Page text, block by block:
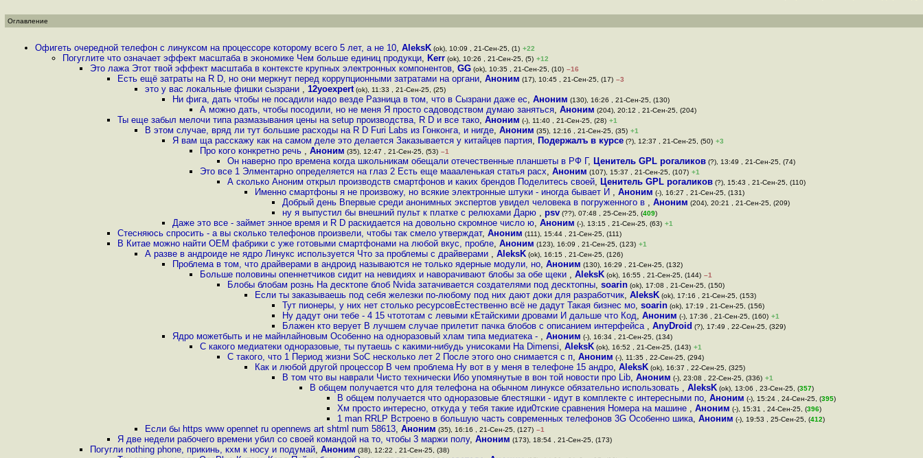
Оглавление
Офигеть очередной телефон с линуксом на процессоре которому всего 5 лет, а не 10, AleksK (ok), 10:09 , 21-Сен-25, (1) +22
Погуглите что означает эффект масштаба в экономике Чем больше единиц продукци, Kerr (ok), 10:26 , 21-Сен-25, (5) +12
Это лажа Этот твой эффект масштаба в контексте крупных электронных компонентов, GG (ok), 10:35 , 21-Сен-25, (10) –16
Есть ещё затраты на R D, но они меркнут перед коррупционными затратами на органи, Аноним (17), 10:45 , 21-Сен-25, (17) –3
это у вас локальные фишки сызрани , 12yoexpert (ok), 11:33 , 21-Сен-25, (25)
Ни фига, дать чтобы не посадили надо везде Разница в том, что в Сызрани даже ес, Аноним (130), 16:26 , 21-Сен-25, (130)
А можно дать, чтобы посодили, но не меня Я просто садоводством думаю заняться, Аноним (204), 20:12 , 21-Сен-25, (204)
Ты еще забыл мелочи типа размазывания цены на setup производства, R D и все тако, Аноним (-), 11:40 , 21-Сен-25, (28) +1
В этом случае, вряд ли тут большие расходы на R D Furi Labs из Гонконга, и нигде, Аноним (35), 12:16 , 21-Сен-25, (35) +1
Я вам ща расскажу как на самом деле это делается Заказывается у китайцев партия, Подержалъ в курсе (?), 12:37 , 21-Сен-25, (50) +3
Про кого конкретно речь , Аноним (35), 12:47 , 21-Сен-25, (53) –1
Он наверно про времена когда школьникам обещали отечественные планшеты в РФ Г, Ценитель GPL рогаликов (?), 13:49 , 21-Сен-25, (74)
Это все 1 Элментарно определяется на глаз 2 Есть еще маааленькая статья расх, Аноним (107), 15:37 , 21-Сен-25, (107) +1
А сколько Аноним открыл производств смартфонов и каких брендов Поделитесь своей, Ценитель GPL рогаликов (?), 15:43 , 21-Сен-25, (110)
Именно смартфоны я не произвожу, но всякие электронные штуки - иногда бывает И , Аноним (-), 16:27 , 21-Сен-25, (131)
Добрый день Впервые среди анонимных экспертов увидел человека в погруженного в , Аноним (204), 20:21 , 21-Сен-25, (209)
ну я выпустил бы внешний пульт к платке с релюхами Дарю , psv (??), 07:48 , 25-Сен-25, (409)
Даже это все - займет энное время и R D раскидается на довольно скромное число ю, Аноним (-), 13:15 , 21-Сен-25, (63) +1
Стесняюсь спросить - а вы сколько телефонов произвели, чтобы так смело утверждат, Аноним (111), 15:44 , 21-Сен-25, (111)
В Китае можно найти OEM фабрики с уже готовыми смартфонами на любой вкус, пробле, Аноним (123), 16:09 , 21-Сен-25, (123) +1
А разве в андроиде не ядро Линукс используется Что за проблемы с драйверами , AleksK (ok), 16:15 , 21-Сен-25, (126)
Проблема в том, что драйверами в андроид называются не только ядерные модули, но, Аноним (130), 16:29 , 21-Сен-25, (132)
Больше половины опеннетчиков сидит на невидиях и наворачивают блобы за обе щеки , AleksK (ok), 16:55 , 21-Сен-25, (144) –1
Блобы блобам рознь На десктопе блоб Nvida затачивается создателями под десктопны, soarin (ok), 17:08 , 21-Сен-25, (150)
Если ты заказываешь под себя железки по-любому под них дают доки для разработчик, AleksK (ok), 17:16 , 21-Сен-25, (153)
Тут пионеры, у них нет столько ресурсовЕстественно всё не дадут Такая бизнес мо, soarin (ok), 17:19 , 21-Сен-25, (156)
Ну дадут они тебе - 4 15 чтототам с левыми кЕтайскими дровами И дальше что Код, Аноним (-), 17:36 , 21-Сен-25, (160) +1
Блажен кто верует В лучшем случае прилетит пачка блобов с описанием интерфейса , AnyDroid (?), 17:49 , 22-Сен-25, (329)
Ядро можетбыть и не майнлайновым Особенно на одноразовый хлам типа медиатека - , Аноним (-), 16:34 , 21-Сен-25, (134)
С какого медиатеки одноразовые, ты путаешь с какими-нибудь унисоками На Dimensi, AleksK (ok), 16:52 , 21-Сен-25, (143) +1
С такого, что 1 Период жизни SoC несколько лет 2 После этого оно снимается с п, Аноним (-), 11:35 , 22-Сен-25, (294)
Как и любой другой процессор В чем проблема Ну вот в у меня в телефоне 15 андро, AleksK (ok), 16:37 , 22-Сен-25, (325)
В том что вы наврали Чисто технически Ибо упомянутые в вон той новости про Lib, Аноним (-), 23:08 , 22-Сен-25, (336) +1
В общем получается что для телефона на обычном линуксе обязательно использовать , AleksK (ok), 13:06 , 23-Сен-25, (357)
В общем получается что одноразовые блестяшки - идут в комплекте с интересными по, Аноним (-), 15:24 , 24-Сен-25, (395)
Хм просто интересно, откуда у тебя такие иди0тские сравнения Номера на машине , Аноним (-), 15:31 , 24-Сен-25, (396)
1 man RRLP Встроено в большую часть современных телефонов 3G Особенно шика, Аноним (-), 19:53 , 25-Сен-25, (412)
Если бы https www opennet ru opennews art shtml num 58613, Аноним (35), 16:16 , 21-Сен-25, (127) –1
Я две недели рабочего времени убил со своей командой на то, чтобы 3 маржи полу, Аноним (173), 18:54 , 21-Сен-25, (173)
Погугли nothing phone, прикинь, кхм к носу и подумай, Аноним (38), 12:22 , 21-Сен-25, (38)